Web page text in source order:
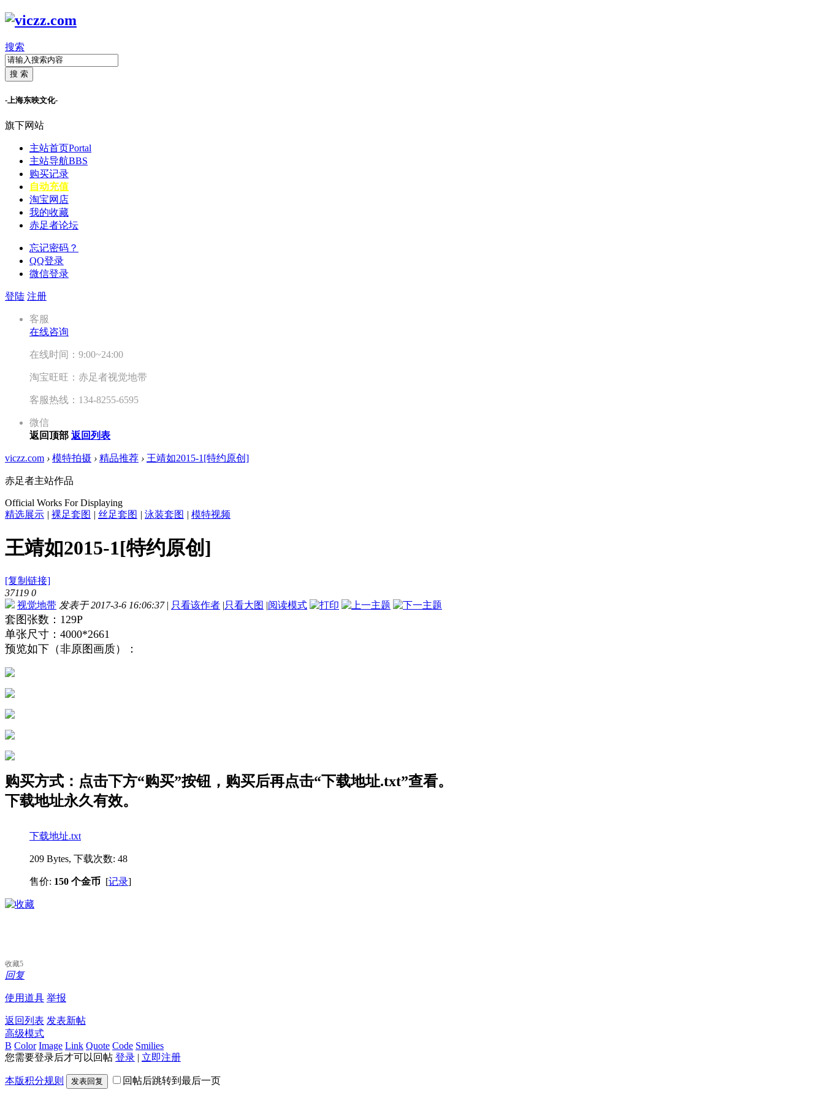
搜索
搜 索
-上海东映文化-
旗下网站
主站首页Portal
主站导航BBS
购买记录
自动充值
淘宝网店
我的收藏
赤足者论坛
忘记密码？
QQ登录
微信登录
登陆 注册
客服
在线咨询
在线时间：9:00~24:00
淘宝旺旺：赤足者视觉地带
客服热线：134-8255-6595
微信
返回顶部 返回列表
viczz.com › 模特拍摄 › 精品推荐 › 王靖如2015-1[特约原创]
赤足者主站作品
Official Works For Displaying
精选展示 | 裸足套图 | 丝足套图 | 泳装套图 | 模特视频
王靖如2015-1[特约原创]
[复制链接]
37119 0
视觉地带 发表于 2017-3-6 16:06:37 | 只看该作者 |只看大图 |阅读模式
套图张数：129P
单张尺寸：4000*2661
预览如下（非原图画质）：
购买方式：点击下方“购买”按钮，购买后再点击“下载地址.txt”查看。
下载地址永久有效。
下载地址.txt
209 Bytes, 下载次数: 48
售价: 150 个金币 [记录]
收藏5
回复
使用道具 举报
返回列表 发表新帖
高级模式
B Color Image Link Quote Code Smilies
您需要登录后才可以回帖 登录 | 立即注册
本版积分规则 发表回复 回帖后跳转到最后一页